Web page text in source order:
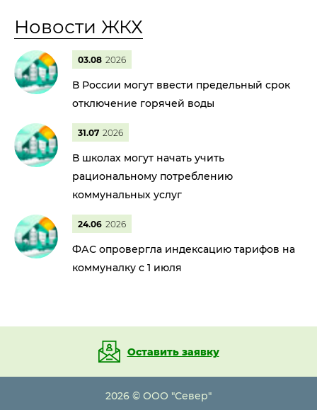
Новости ЖКХ
03.08 2026
В России могут ввести предельный срок
отключение горячей воды
31.07 2026
В школах могут начать учить
рациональному потреблению
коммунальных услуг
24.06 2026
ФАС опровергла индексацию тарифов на
коммуналку с 1 июля
Оставить заявку
2026 © ООО "Север"